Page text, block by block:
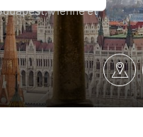
Vienne et